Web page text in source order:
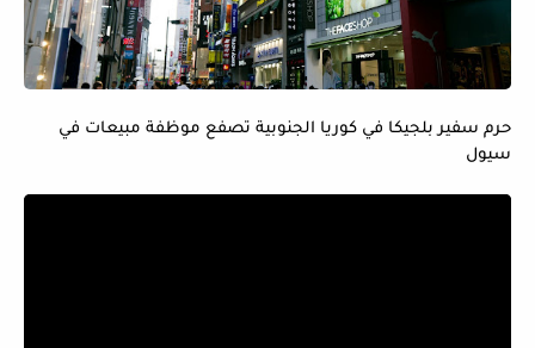
حرم سفير بلجيكا في كوريا الجنوبية تصفع موظفة مبيعات في
سيول